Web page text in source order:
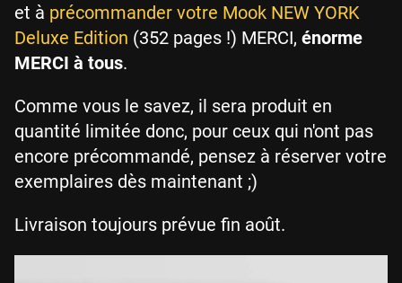
et à précommander votre Mook NEW YORK
Deluxe Edition (352 pages !) MERCI, énorme
MERCI à tous.
Comme vous le savez, il sera produit en
quantité limitée donc, pour ceux qui n'ont pas
encore précommandé, pensez à réserver votre
exemplaires dès maintenant ;)
Livraison toujours prévue fin août.